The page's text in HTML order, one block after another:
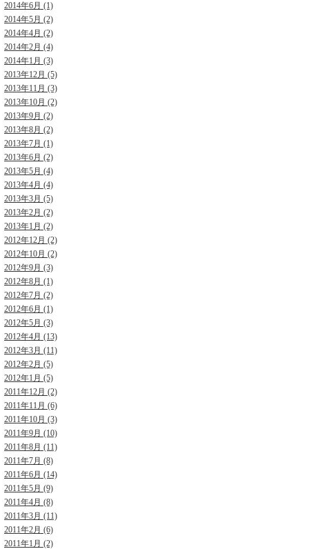
2014年6月 (1)
2014年5月 (2)
2014年4月 (2)
2014年2月 (4)
2014年1月 (3)
2013年12月 (5)
2013年11月 (3)
2013年10月 (2)
2013年9月 (2)
2013年8月 (2)
2013年7月 (1)
2013年6月 (2)
2013年5月 (4)
2013年4月 (4)
2013年3月 (5)
2013年2月 (2)
2013年1月 (2)
2012年12月 (2)
2012年10月 (2)
2012年9月 (3)
2012年8月 (1)
2012年7月 (2)
2012年6月 (1)
2012年5月 (3)
2012年4月 (13)
2012年3月 (11)
2012年2月 (5)
2012年1月 (5)
2011年12月 (2)
2011年11月 (6)
2011年10月 (3)
2011年9月 (10)
2011年8月 (11)
2011年7月 (8)
2011年6月 (14)
2011年5月 (9)
2011年4月 (8)
2011年3月 (11)
2011年2月 (6)
2011年1月 (2)